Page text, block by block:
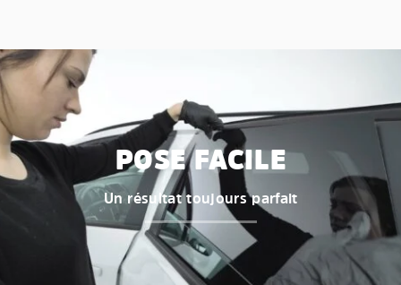
POSE FACILE
Un résultat toujours parfait